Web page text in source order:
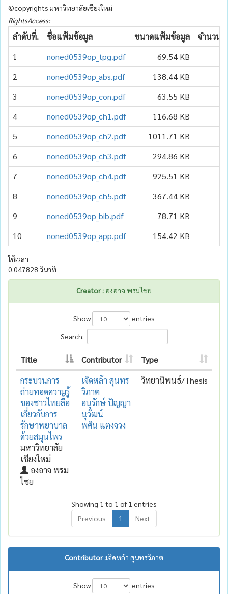
©copyrights มหาวิทยาลัยเชียงใหม่
RightsAccess:
ลำดับที่. ชื่อแฟ้มข้อมูล ขนาดแฟ้มข้อมูล
จำนวนเ
1
noned0539op_tpg.pdf
69.54 KB
2
noned0539op_abs.pdf
138.44 KB
3
noned0539op_con.pdf
63.55 KB
4
noned0539op_ch1.pdf
116.68 KB
5
noned0539op_ch2.pdf
1011.71 KB
6
noned0539op_ch3.pdf
294.86 KB
7
noned0539op_ch4.pdf
925.51 KB
8
noned0539op_ch5.pdf
367.44 KB
9
noned0539op_bib.pdf
78.71 KB
10
noned0539op_app.pdf 154.42 KB
ใช้เวลา
0.047828 วินาที
Creator : องอาจ พรมไชย
Show
entries
Search:
Title Contributor
Type
กระบวนการ
ถ่ายทอดความรู้
ของชาวไทยลื้อ
เกี่ยวกับการ
รักษาพยาบาล
ด้วยสมุนไพร
มหาวิทยาลัย
เชียงใหม่
องอาจ พรม
ไชย
เจิดหล้า สุนทร
วิภาต
อนุรักษ์ ปัญญา
นุวัฒน์
พศิน แตงจวง
วิทยานิพนธ์/Thesis
Showing 1 to 1 of 1 entries
Previous
1 Next
Contributor :เจิดหล้า สุนทรวิภาต
Show entries